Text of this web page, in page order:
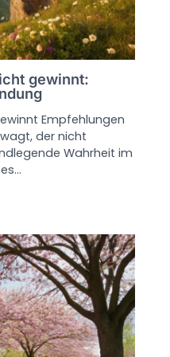
gewinnt:
Empfehlungen
der nicht
Wahrheit im